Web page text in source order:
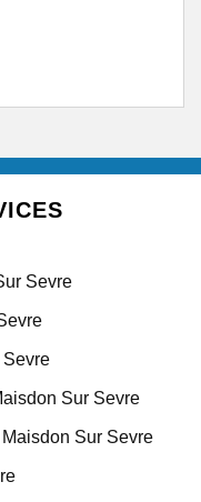
Sevre
Sevre
Sur Sevre
Sur Sevre